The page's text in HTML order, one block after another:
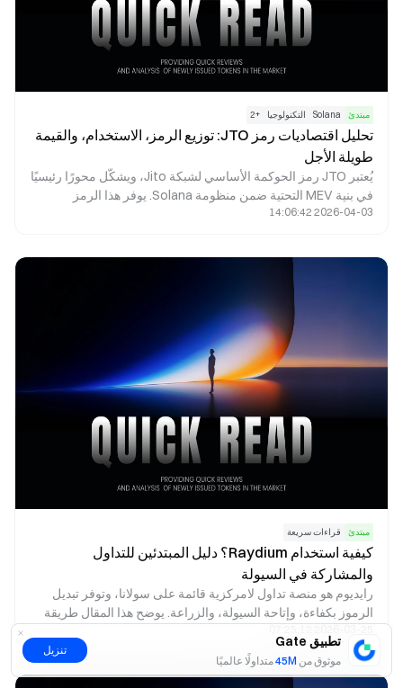
تطبيق Gate
موثوق من 45Mمتداولًا عالميًا
تنزيل
مبتدئ Solana التكنولوجيا +
2
تحليل اقتصاديات رمز JTO: توزيع الرمز، الاستخدام، والقيمة
طويلة الأجل
يُعتبر JTO رمز الحوكمة الأساسي لشبكة Jito، ويشكّل محورًا رئيسيًا
في بنية MEV التحتية ضمن منظومة Solana. يوفر هذا الرمز
إمكانيات حوكمة فعّالة، ويحقق مواءمة بين مصالح المُدقِّقين
2026-04-03 14:06:42
مبتدئ قراءات سريعة
كيفية استخدام Raydium؟ دليل المبتدئين للتداول
والمشاركة في السيولة
رايديوم هو منصة تداول لامركزية قائمة على سولانا، وتوفر تبديل
الرموز بكفاءة، وإتاحة السيولة، والزراعة. يوضح هذا المقال طريقة
استخدام رايديوم، ويعرض خطوات التداول، ويبرز أبرز الجوانب التي
ينبغي على المبتدئين الانتباه إليها.